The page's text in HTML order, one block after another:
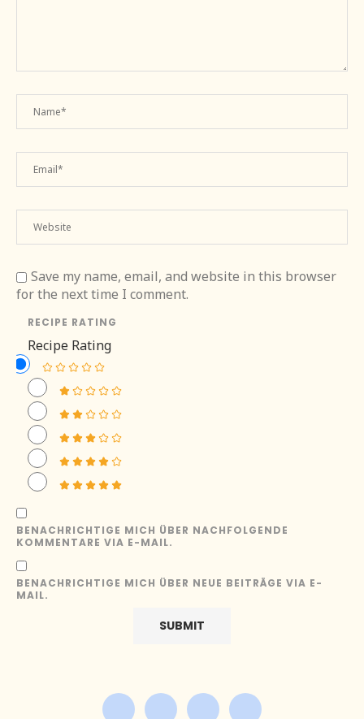
Save my name, email, and website in this browser
for the next time I comment.
RECIPE RATING
Recipe Rating
BENACHRICHTIGE MICH ÜBER NACHFOLGENDE
KOMMENTARE VIA E-MAIL.
BENACHRICHTIGE MICH ÜBER NEUE BEITRÄGE VIA E-
MAIL.